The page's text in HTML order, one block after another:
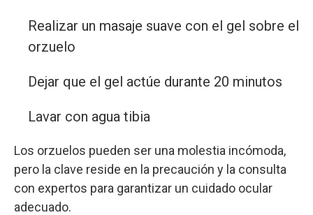
Realizar un masaje suave con el gel sobre el
orzuelo
Dejar que el gel actúe durante 20 minutos
Lavar con agua tibia
Los orzuelos pueden ser una molestia incómoda,
pero la clave reside en la precaución y la consulta
con expertos para garantizar un cuidado ocular
adecuado.